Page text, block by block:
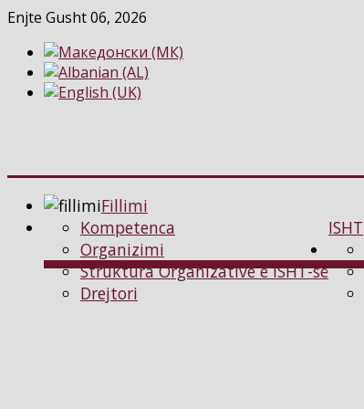
Enjte Gusht 06, 2026
Fillimi
ISHT
Kompetenca
Organizimi
Struktura Organizative e ISHT-së
Drejtori